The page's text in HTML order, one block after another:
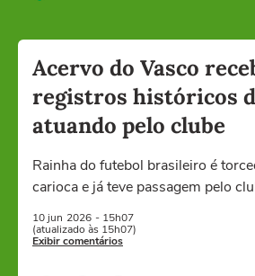
Acervo do Vasco
registros históricos
atuando pelo clube
Rainha do futebol brasileiro é
carioca e já teve passagem pelo
10 jun 2026 - 15h07
(atualizado às 15h07)
Exibir comentários